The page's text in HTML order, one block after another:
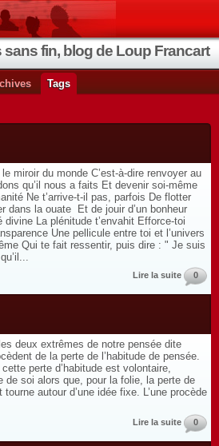
fin, blog de Loup Francart
Tags
miroir du monde C’est-à-dire renvoyer au
qu’il nous a faits Et devenir soi-même
Ne t’arrive-t-il pas, parfois De flotter
dans la ouate Et de jouir d’un bonheur
La plénitude t’envahit Efforce-toi
Une pellicule entre toi et l’univers
Qui te fait ressentir, puis dire : " Je suis
Lire la suite 0
deux extrêmes de notre pensée dite
de la perte de l’habitude de pensée.
perte d’habitude est volontaire,
de soi alors que, pour la folie, la perte de
tourne autour d’une idée fixe. L’une procède
Lire la suite 0